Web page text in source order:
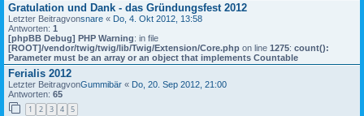
Gratulation und Dank - das Gründungsfest 2012
Letzter Beitragvonsnare « Do, 4. Okt 2012, 13:58
Antworten: 1
[phpBB Debug] PHP Warning: in file
[ROOT]/vendor/twig/twig/lib/Twig/Extension/Core.php on line 1275: count():
Parameter must be an array or an object that implements Countable
Ferialis 2012
Letzter BeitragvonGummibär « Do, 20. Sep 2012, 21:00
Antworten: 65
1 2 3 4 5